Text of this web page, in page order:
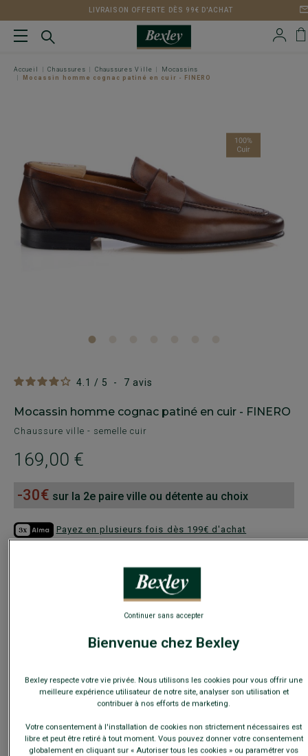
LIVRAISON OFFERTE DÈS 99€ D'ACHAT
Accueil Chaussures Chaussures Ville
Mocassins
Mocassin homme cognac patiné en cuir - FINERO
4.1 / 5 - 7 avis
Mocassin homme cognac patiné en cuir - FINERO
Chaussure ville - semelle cuir
169,00 €
-30€ sur la 2e paire ville ou détente au choix
Payez en plusieurs fois dès 199€ d'achat
AJOUTER AU PANIER
Voir la disponibilité en magasin
Bienvenue chez Bexley
Bexley respecte votre vie privée. Nous utilisons les cookies pour vous offrir une
meilleure expérience utilisateur de notre site, analyser son utilisation et
contribuer à nos efforts de marketing.
Votre consentement à l'installation de cookies non strictement nécessaires est
libre et peut être retiré à tout moment. Vous pouvez donner votre consentement
globalement en cliquant sur « Autoriser tous les cookies » ou paramétrer vos
Continuer sans accepter